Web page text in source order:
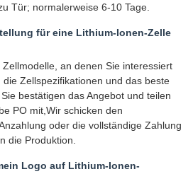
Tür; normalerweise 6-10 Tage.
für eine Lithium-Ionen-Zelle
an denen Sie interessiert
Zellspezifikationen und das beste
bestätigen das Angebot und teilen
PO mit,Wir schicken den
oder die vollständige Zahlung
die Produktion.
Logo auf Lithium-Ionen-